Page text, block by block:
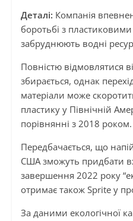
Деталі: Компанія
боротьбі з пластиковими
забруднюють водні
Повністю відмовлятися
збирається, однак
матеріали може
пластику у Північній
порівнянні з 2018 роком.
Передбачається, що
США зможуть придбати
завершення 2022 року
отримає також Sprite у
За даними екологічної